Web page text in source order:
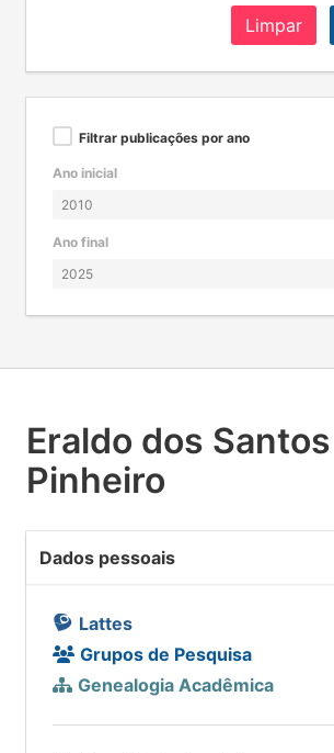
Limpar
Filtrar publicações por ano
Ano inicial
Ano final
Eraldo dos Santos
Pinheiro
Dados pessoais
Lattes
Grupos de Pesquisa
Genealogia Acadêmica